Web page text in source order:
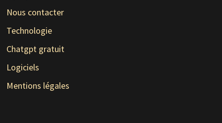
Nous contacter
Technologie
Chatgpt gratuit
Logiciels
Mentions légales